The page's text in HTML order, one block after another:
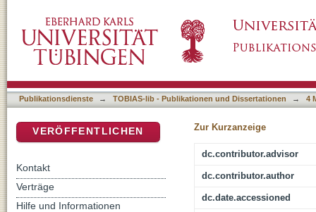
Publikationsdienste → TOBIAS-lib - Publikationen und Dissertationen → 4
Zur Kurzanzeige
dc.contributor.advisor
dc.contributor.author
dc.date.accessioned
VERÖFFENTLICHEN
Kontakt
Verträge
Hilfe und Informationen